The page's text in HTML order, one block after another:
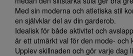
Med sin moderna och atletiska stil
en självklar del av din garderob.
Idealisk för både aktivitet och
är ett utmärkt val för den mode- och
Upplev skillnaden och gör varje dag